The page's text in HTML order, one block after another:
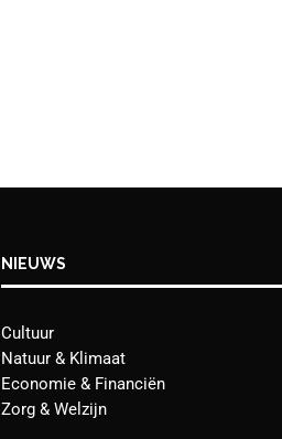
NIEUWS
Cultuur
Natuur & Klimaat
Economie & Financiën
Zorg & Welzijn